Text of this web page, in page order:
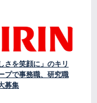
さを笑顔に」のキリ
プで事務職、研究職
募集